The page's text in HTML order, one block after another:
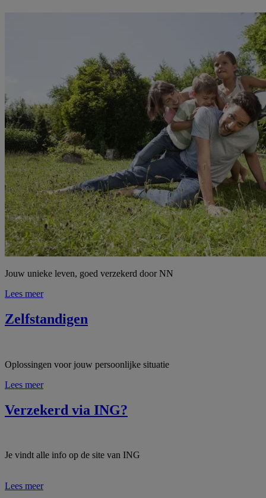
Jouw unieke leven, goed verzekerd door NN
Lees meer
Zelfstandigen
Oplossingen voor jouw persoonlijke situatie
Lees meer
Verzekerd via ING?
Je vindt alle info op de site van ING
Lees meer